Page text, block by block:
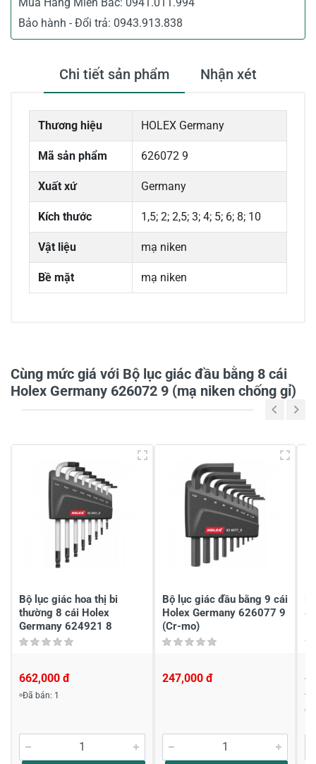
Bảo hành - Đổi trả: 0943.913.838
Chi tiết sản phẩm Nhận xét
Thương hiệu HOLEX Germany
Mã sản phẩm 626072 9
Xuất xứ Germany
Kích thước 1,5; 2; 2,5; 3; 4; 5; 6; 8; 10
Vật liệu mạ niken
Bề mặt mạ niken
3
-
2
-
1
-
Chia sẻ nhận xét về sản phẩm
Đánh giá sao
Cùng mức giá với Bộ lục giác đầu bằng 8 cái
Holex Germany 626072 9 (mạ niken chống gỉ)
Bộ lục giác hoa thị bi
thường 8 cái Holex
Germany 624921 8
662,000 đ
Đã bán: 1
Bộ lục giác đầu bằng 9 cái
Holex Germany 626077 9
(Cr-mo)
247,000 đ